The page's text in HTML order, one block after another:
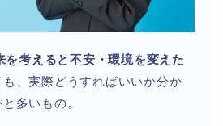
を考えると不安・環境を変えた
も、実際どうすればいいか分か
多いもの。